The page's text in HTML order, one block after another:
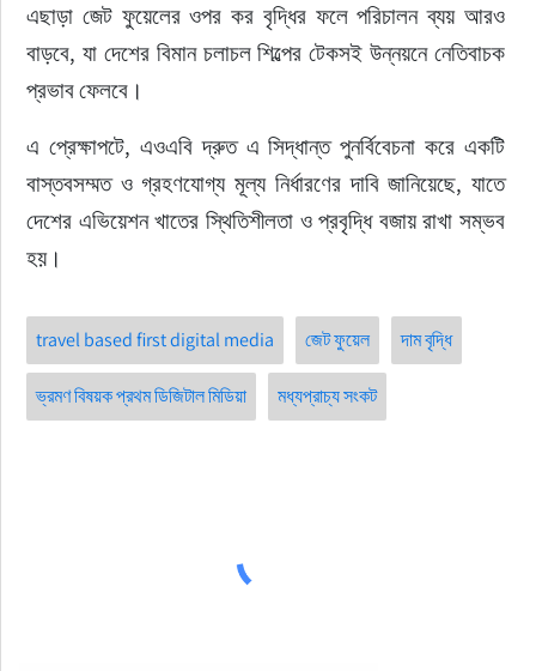
এছাড়া জেট ফুয়েলের ওপর কর বৃদ্ধির ফলে পরিচালন ব্যয় আরও
বাড়বে, যা দেশের বিমান চলাচল শিল্পের টেকসই উন্নয়নে নেতিবাচক
প্রভাব ফেলবে।
এ প্রেক্ষাপটে, এওএবি দ্রুত এ সিদ্ধান্ত পুনর্বিবেচনা করে একটি
বাস্তবসম্মত ও গ্রহণযোগ্য মূল্য নির্ধারণের দাবি জানিয়েছে, যাতে
দেশের এভিয়েশন খাতের স্থিতিশীলতা ও প্রবৃদ্ধি বজায় রাখা সম্ভব
হয়।
travel based first digital media জেট ফুয়েল দাম বৃদ্ধি
ভ্রমণ বিষয়ক প্রথম ডিজিটাল মিডিয়া মধ্যপ্রাচ্য সংকট